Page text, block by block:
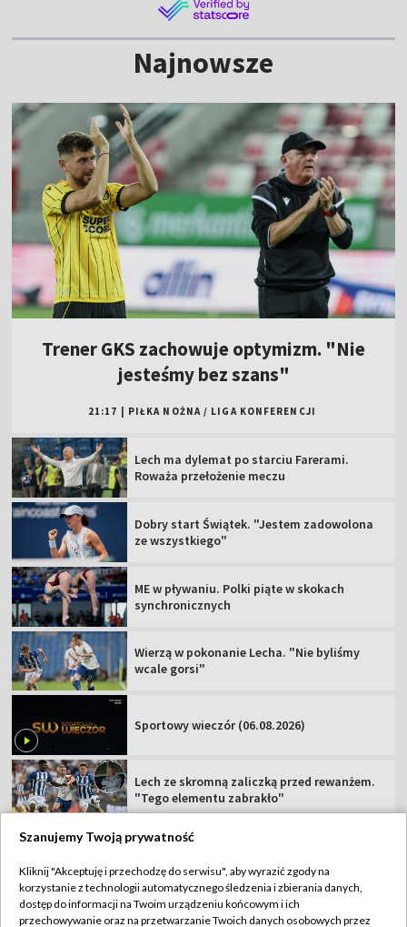
Najnowsze
Trener GKS zachowuje optymizm. "Nie
jesteśmy bez szans"
21:17 PIŁKA NOŻNA / LIGA KONFERENCJI
Lech ma dylemat po starciu Farerami.
Roważa przełożenie meczu
Dobry start Świątek. "Jestem zadowolona
ze wszystkiego"
ME w pływaniu. Polki piąte w skokach
synchronicznych
Wierzą w pokonanie Lecha. "Nie byliśmy
wcale gorsi"
Sportowy wieczór (06.08.2026)
Lech ze skromną zaliczką przed rewanżem.
"Tego elementu zabrakło"
TVP
Szanujemy Twoją prywatność
Kliknij "Akceptuję i przechodzę do serwisu", aby wyrazić zgody na
korzystanie z technologii automatycznego śledzenia i zbierania danych,
dostęp do informacji na Twoim urządzeniu końcowym i ich
przechowywanie oraz na przetwarzanie Twoich danych osobowych przez